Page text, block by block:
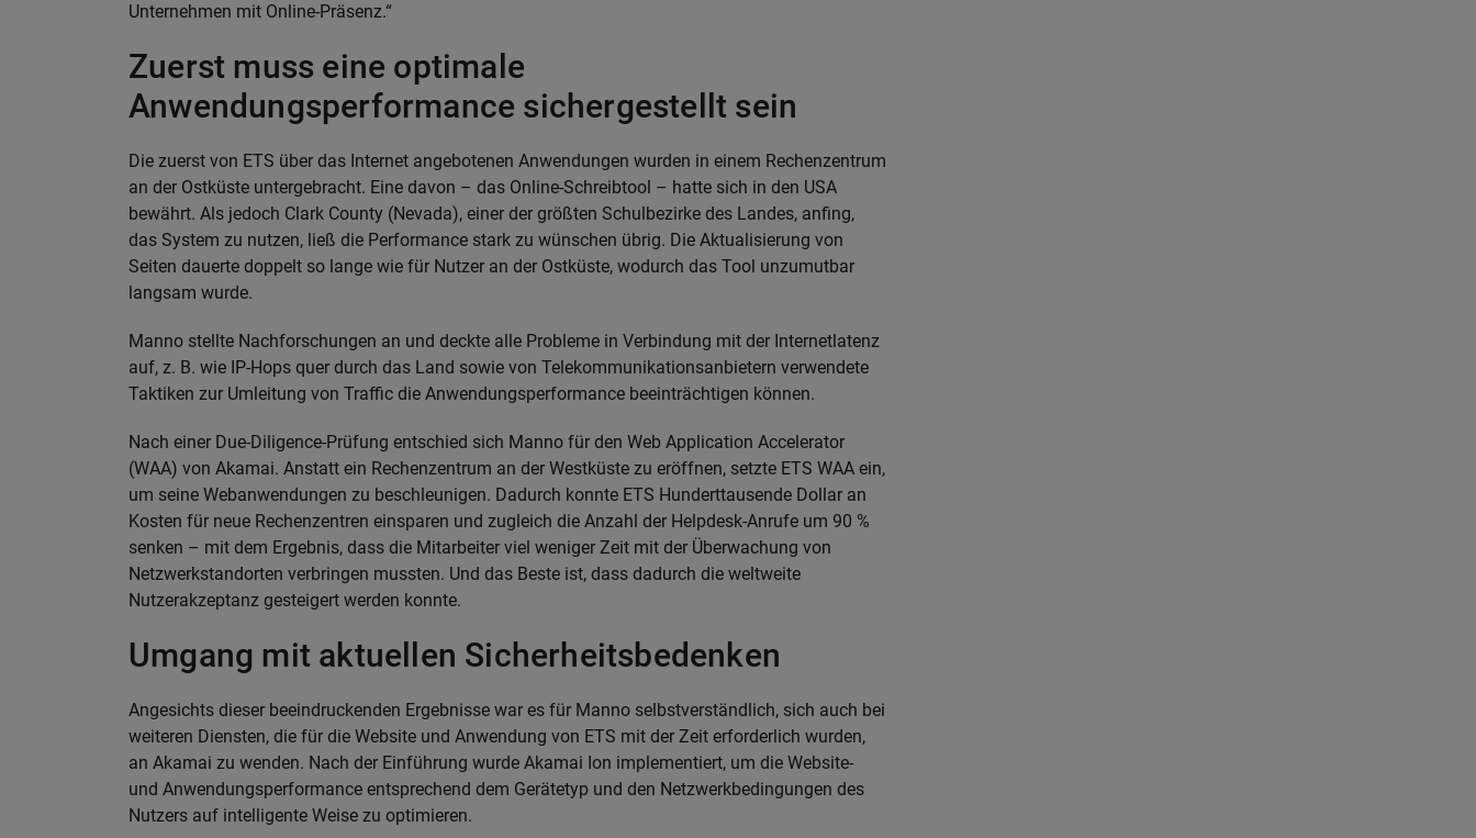
Unternehmen mit Online-Präsenz.“
Zuerst muss eine optimale
Anwendungsperformance sichergestellt sein
Die zuerst von ETS über das Internet angebotenen Anwendungen wurden in einem Rechenzentrum
an der Ostküste untergebracht. Eine davon – das Online-Schreibtool – hatte sich in den USA
bewährt. Als jedoch Clark County (Nevada), einer der größten Schulbezirke des Landes, anfing,
das System zu nutzen, ließ die Performance stark zu wünschen übrig. Die Aktualisierung von
Seiten dauerte doppelt so lange wie für Nutzer an der Ostküste, wodurch das Tool unzumutbar
langsam wurde.
Manno stellte Nachforschungen an und deckte alle Probleme in Verbindung mit der Internetlatenz
auf, z. B. wie IP-Hops quer durch das Land sowie von Telekommunikationsanbietern verwendete
Taktiken zur Umleitung von Traffic die Anwendungsperformance beeinträchtigen können.
Nach einer Due-Diligence-Prüfung entschied sich Manno für den Web Application Accelerator
(WAA) von Akamai. Anstatt ein Rechenzentrum an der Westküste zu eröffnen, setzte ETS WAA ein,
um seine Webanwendungen zu beschleunigen. Dadurch konnte ETS Hunderttausende Dollar an
Kosten für neue Rechenzentren einsparen und zugleich die Anzahl der Helpdesk-Anrufe um 90 %
senken – mit dem Ergebnis, dass die Mitarbeiter viel weniger Zeit mit der Überwachung von
Netzwerkstandorten verbringen mussten. Und das Beste ist, dass dadurch die weltweite
Nutzerakzeptanz gesteigert werden konnte.
Umgang mit aktuellen Sicherheitsbedenken
Angesichts dieser beeindruckenden Ergebnisse war es für Manno selbstverständlich, sich auch bei
weiteren Diensten, die für die Website und Anwendung von ETS mit der Zeit erforderlich wurden,
an Akamai zu wenden. Nach der Einführung wurde Akamai Ion implementiert, um die Website-
und Anwendungsperformance entsprechend dem Gerätetyp und den Netzwerkbedingungen des
Nutzers auf intelligente Weise zu optimieren.